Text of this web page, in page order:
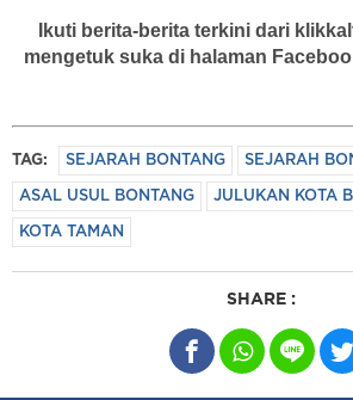
Ikuti berita-berita terkini dari
mengetuk suka di halaman
TAG: SEJARAH BONTANG SEJARAH
ASAL USUL BONTANG JULUKAN KOTA
KOTA TAMAN
SHARE :